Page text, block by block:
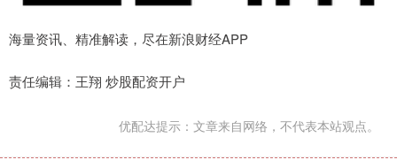
海量资讯、精准解读，尽在新浪财经APP
责任编辑：王翔 炒股配资开户
优配达提示：文章来自网络，不代表本站观点。